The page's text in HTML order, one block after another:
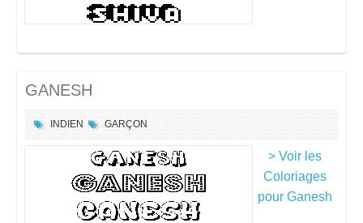
GANESH
INDIEN GARÇON
> Voir les
Coloriages
pour Ganesh